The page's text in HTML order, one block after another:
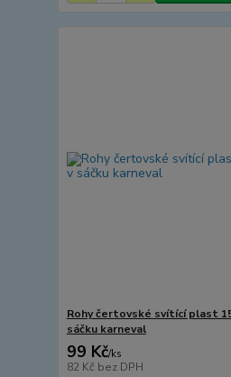
Rohy čertovské svítící plast
sáčku karneval
99 Kč/ks
82 Kč bez DPH